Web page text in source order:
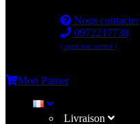
Nous contacter
0972217738
( appel non surtaxé )
Mon Panier
Livraison